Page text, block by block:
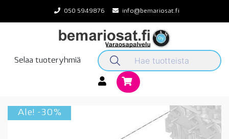
content
050 5949876 info@bemariosat.fi
Selaa tuoteryhmiä
Ale! -30%